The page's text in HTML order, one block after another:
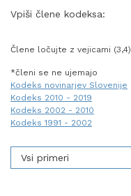
Vpiši člene kodeksa:
Člene ločujte z vejicami (3,4)
*členi se ne ujemajo
Kodeks novinarjev Slovenije
Kodeks 2010 - 2019
Kodeks 2002 - 2010
Kodeks 1991 - 2002
Vsi primeri